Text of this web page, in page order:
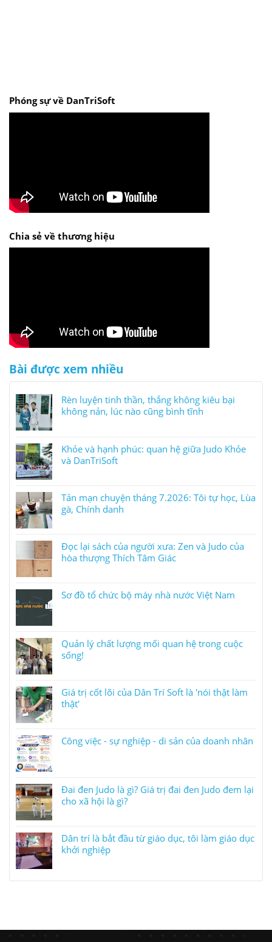
Phóng sự về DanTriSoft
Chia sẻ về thương hiệu
Bài được xem nhiều
Rèn luyện tinh thần, thắng không kiêu bại
không nản, lúc nào cũng bình tĩnh
Khỏe và hạnh phúc: quan hệ giữa Judo Khỏe
và DanTriSoft
Tản mạn chuyện tháng 7.2026: Tôi tự học, Lùa
gà, Chính danh
Đọc lại sách của người xưa: Zen và Judo của
hòa thượng Thích Tâm Giác
Sơ đồ tổ chức bộ máy nhà nước Việt Nam
Quản lý chất lượng mối quan hệ trong cuộc
sống!
Giá trị cốt lõi của Dân Trí Soft là 'nói thật làm
thật'
Công việc - sự nghiệp - di sản của doanh nhân
Đai đen Judo là gì? Giá trị đai đen Judo đem lại
cho xã hội là gì?
Dân trí là bắt đầu từ giáo dục, tôi làm giáo dục
khởi nghiệp